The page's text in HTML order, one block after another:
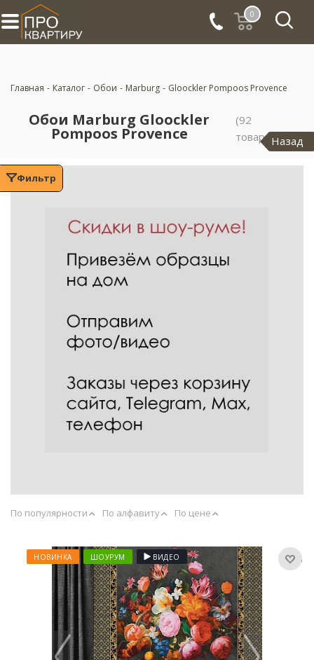
0
Главная - Каталог - Обои - Marburg - Gloockler Pompoos Provence
Обои Marburg Gloockler
Pompoos Provence
(92
товара)Назад
Фильтр
По популярности По алфавиту По цене
НОВИНКА ШОУРУМ ВИДЕО